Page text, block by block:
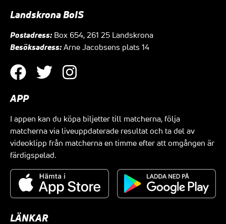
Landskrona BoIS
Postadress: Box 654, 261 25 Landskrona
Besöksadress: Arne Jacobsens plats 14
APP
I appen kan du köpa biljetter till matcherna, följa
matcherna via liveuppdaterade resultat och ta del av
videoklipp från matcherna en timme efter att omgången är
färdigspelad.
LÄNKAR